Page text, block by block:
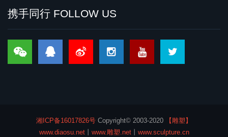
携手同行 FOLLOW US
湘ICP备16017826号 Copyright© 2003-2020
【雕塑】
www.diaosu.net丨 www.雕塑.net丨 www.sculpture.cn